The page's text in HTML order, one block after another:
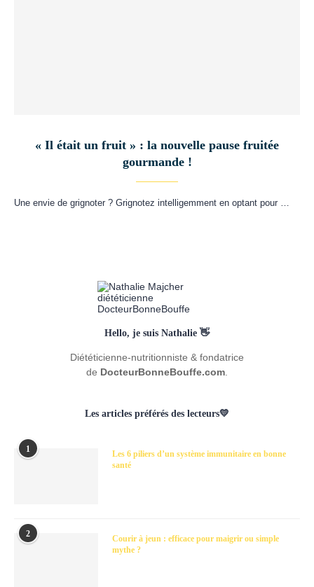
« Il était un fruit » : la nouvelle pause fruitée
gourmande !
Une envie de grignoter ? Grignotez intelligemment en optant pour …
Hello, je suis Nathalie 👋
Diététicienne-nutritionniste & fondatrice
de DocteurBonneBouffe.com
Les articles préférés des lecteurs💛
1
Les 6 piliers d’un système immunitaire en bonne
santé
2
Courir à jeun : efficace pour maigrir ou simple
mythe ?